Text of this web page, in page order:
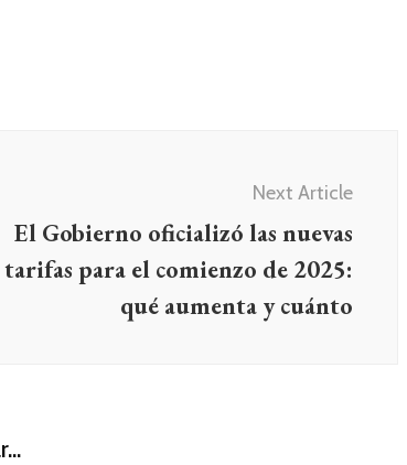
Next Article
El Gobierno oficializó las nuevas
tarifas para el comienzo de 2025:
qué aumenta y cuánto